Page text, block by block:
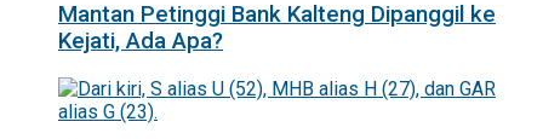
Mantan Petinggi Bank Kalteng Dipanggil ke
Kejati, Ada Apa?